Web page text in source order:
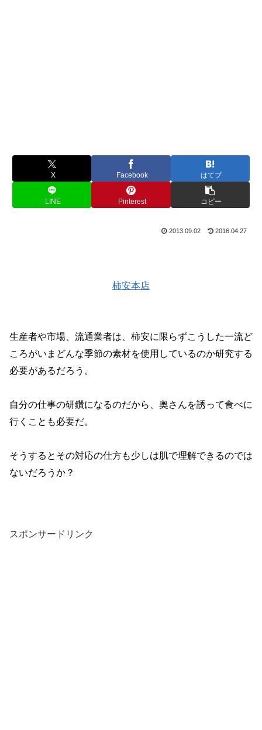
X Facebook はてブ
LINE Pinterest コピー
2013.09.02 2016.04.27
柿安本店
生産者や市場、流通業者は、柿安に限らずこうした一流ど
ころがいまどんな季節の素材を使用しているのか研究する
必要があるだろう。
自分の仕事の研鑽になるのだから、奥さんを誘って食べに
行くことも必要だ。
そうするとその対応の仕方も少しは肌で理解できるのでは
ないだろうか？
スポンサードリンク